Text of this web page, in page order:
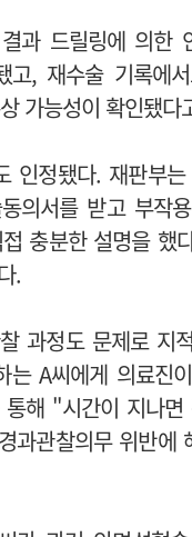
과 드릴링에 의한
고, 재수술 기록에
가능성이 확인됐다
인정됐다. 재판부
의서를 받고 부작
충분한 설명을 했
.
과정도 문제로 지
는 A씨에게 의료진
해 "시간이 지나
과관찰의무 위반에